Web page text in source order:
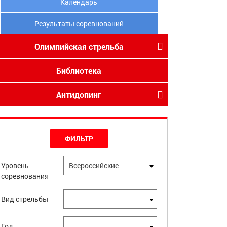
Результаты соревнований
Олимпийская стрельба
Библиотека
Антидопинг
ФИЛЬТР
Уровень
соревнования
Всероссийские
Вид стрельбы